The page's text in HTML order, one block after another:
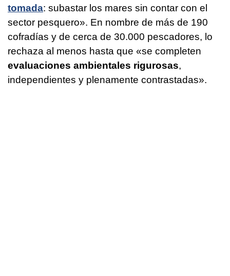
tomada: subastar los mares sin contar con el
sector pesquero». En nombre de más de 190
cofradías y de cerca de 30.000 pescadores, lo
rechaza al menos hasta que «se completen
evaluaciones ambientales rigurosas,
independientes y plenamente contrastadas».